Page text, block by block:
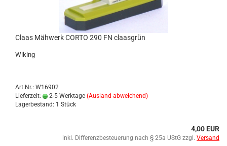
Claas Mäh­werk CORTO 290 FN claas­grün
Wi­king
Art.Nr.: W16902
Lieferzeit:
2-5 Werktage (Ausland abweichend)
Lagerbestand: 1 Stück
4,00 EUR
inkl. Differenzbesteuerung nach § 25a UStG zzgl. Versand